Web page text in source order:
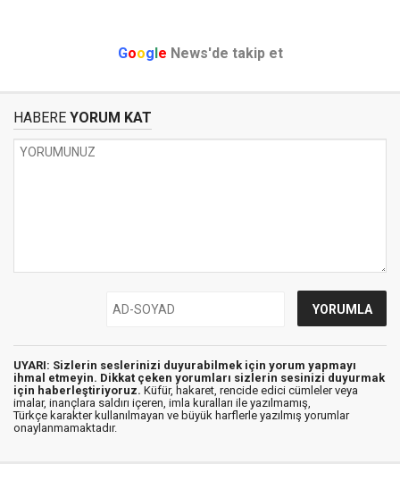
Google News'de takip et
HABERE YORUM KAT
UYARI: Sizlerin seslerinizi duyurabilmek için yorum yapmayı
ihmal etmeyin. Dikkat çeken yorumları sizlerin sesinizi duyurmak
için haberleştiriyoruz. Küfür, hakaret, rencide edici cümleler veya
imalar, inançlara saldırı içeren, imla kuralları ile yazılmamış,
Türkçe karakter kullanılmayan ve büyük harflerle yazılmış yorumlar
onaylanmamaktadır.